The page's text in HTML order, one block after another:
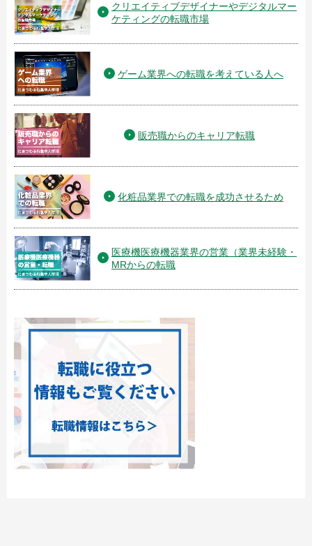
クリエイティブデザイナーやデジタルマー
ケティングの転職市場
ゲーム業界への転職を考えている人へ
販売職からのキャリア転職
化粧品業界での転職を成功させるため
医療機医療機器業界の営業（業界未経験・
MRからの転職